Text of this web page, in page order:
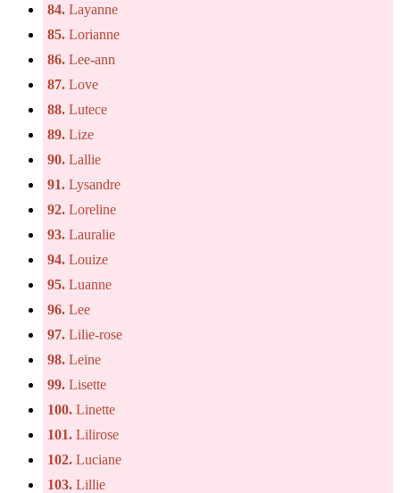
84. Layanne
85. Lorianne
86. Lee-ann
87. Love
88. Lutece
89. Lize
90. Lallie
91. Lysandre
92. Loreline
93. Lauralie
94. Louize
95. Luanne
96. Lee
97. Lilie-rose
98. Leine
99. Lisette
100. Linette
101. Lilirose
102. Luciane
103. Lillie